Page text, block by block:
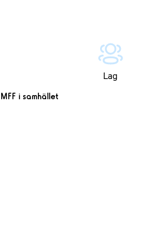
Lag
MFF i samhället